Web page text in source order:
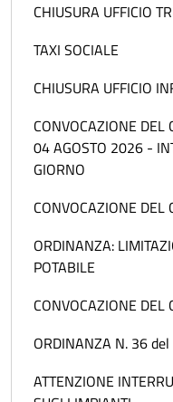
CHIUSURA UFFICIO
TAXI SOCIALE
CHIUSURA UFFICIO
CONVOCAZIONE DEL
04 AGOSTO 2026 -
GIORNO
CONVOCAZIONE DEL
ORDINANZA:
POTABILE
CONVOCAZIONE DEL
ORDINANZA N. 36
ATTENZIONE